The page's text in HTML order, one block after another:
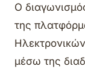
Ο
της
μέσω της